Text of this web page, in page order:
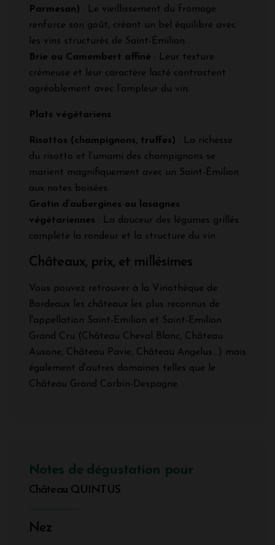
Parmesan) : Le vieillissement du fromage
renforce son goût, créant un bel équilibre avec
les vins structurés de Saint-Émilion.
Brie ou Camembert affiné : Leur texture
crémeuse et leur caractère lacté contrastent
agréablement avec l’ampleur du vin.
Plats végétariens
Risottos (champignons, truffes) : La richesse
du risotto et l’umami des champignons se
marient magnifiquement avec un Saint-Émilion
aux notes boisées.
Gratin d’aubergines ou lasagnes
végétariennes : La douceur des légumes grillés
complète la rondeur et la structure du vin.
Châteaux, prix, et millésimes
Vous pouvez retrouver à la Vinothèque de
Bordeaux les châteaux les plus reconnus de
l'appellation Saint-Emilion et Saint-Emilion
Grand Cru (Château Cheval Blanc, Château
Ausone, Château Pavie, Château Angelus...) mais
également d'autres domaines telles que le
Château Grand Corbin-Despagne.
Notes de dégustation pour
Château QUINTUS
Nez